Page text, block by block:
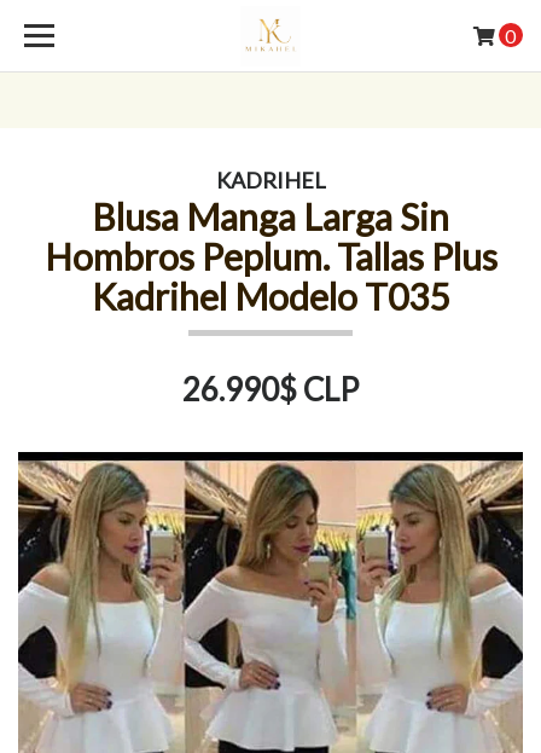
0
KADRIHEL
Blusa Manga Larga Sin
Hombros Peplum. Tallas Plus
Kadrihel Modelo T035
26.990$ CLP